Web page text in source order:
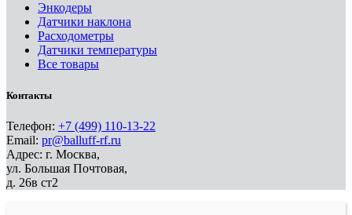
Энкодеры
Датчики наклона
Расходометры
Датчики температуры
Все товары
Контакты
Телефон: +7 (499) 110-13-22
Email: pr@balluff-rf.ru
Адрес: г. Москва,
ул. Большая Почтовая,
д. 26в ст2